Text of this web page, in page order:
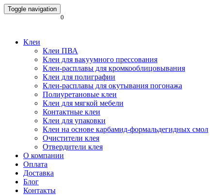
Toggle navigation
0
Клеи
Клеи ПВА
Клеи для вакуумного прессования
Клеи-расплавы для кромкооблицовывания
Клеи для полиграфии
Клеи-расплавы для окутывания погонажа
Полиуретановые клеи
Клеи для мягкой мебели
Контактные клеи
Клеи для упаковки
Клеи на основе карбамид-формальдегидных смол
Очистители клея
Отвердители клея
О компании
Оплата
Доставка
Блог
Контакты